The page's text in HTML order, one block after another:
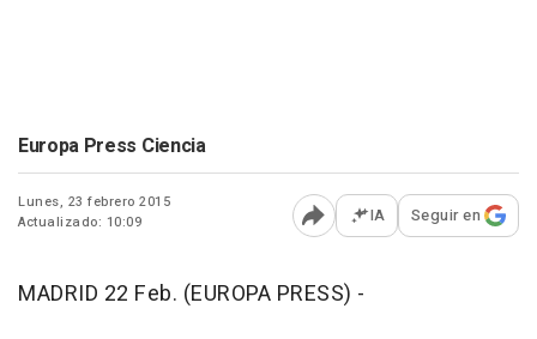
Europa Press Ciencia
Lunes, 23 febrero 2015
Actualizado: 10:09
Abrir opciones para
IA Seguir en
MADRID 22 Feb. (EUROPA PRESS) -